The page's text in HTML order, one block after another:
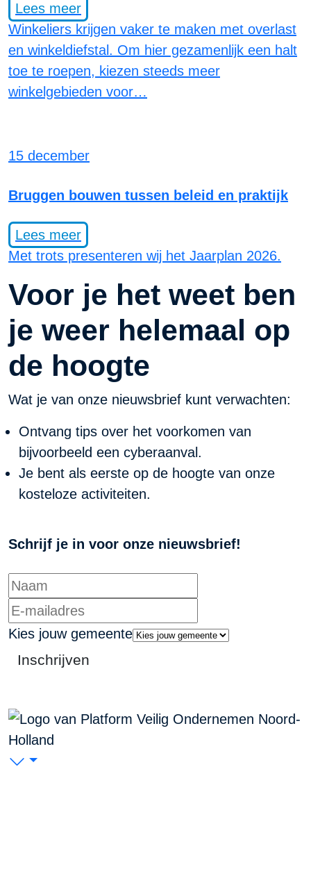
Lees meer
Winkeliers krijgen vaker te maken met overlast
en winkeldiefstal. Om hier gezamenlijk een halt
toe te roepen, kiezen steeds meer
winkelgebieden voor…
15 december
Bruggen bouwen tussen beleid en praktijk
Lees meer
Met trots presenteren wij het Jaarplan 2026.
Voor je het weet ben
je weer helemaal op
de hoogte
Wat je van onze nieuwsbrief kunt verwachten:
Ontvang tips over het voorkomen van
bijvoorbeeld een cyberaanval.
Je bent als eerste op de hoogte van onze
kosteloze activiteiten.
Schrijf je in voor onze nieuwsbrief!
Kies jouw gemeente
Inschrijven